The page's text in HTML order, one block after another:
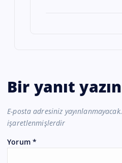
Bir yanıt yazın
E-posta adresiniz yayınlanmayacak.
işaretlenmişlerdir
Yorum *